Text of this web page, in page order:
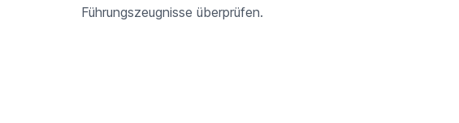
Führungszeugnisse überprüfen.